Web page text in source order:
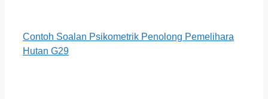
Contoh Soalan Psikometrik Penolong Pemelihara
Hutan G29